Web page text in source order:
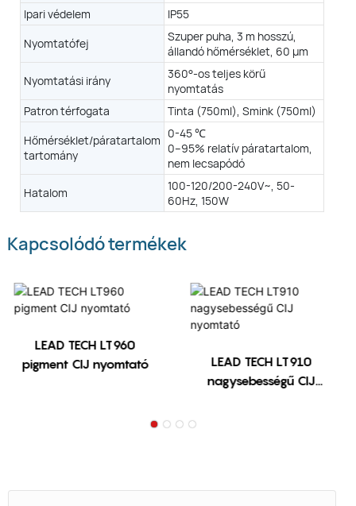
Ipari védelem
IP55
Nyomtatófej
Szuper puha, 3 m hosszú,
állandó hőmérséklet, 60 μm
Nyomtatási irány
360°-os teljes körű
nyomtatás
Patron térfogata
Tinta (750ml), Smink (750ml)
Hőmérséklet/páratartalom
tartomány
0-45 ℃
0–95% relatív páratartalom,
nem lecsapódó
Hatalom
100-120/200-240V~, 50-
60Hz, 150W
IP55, IP65 (opcionális)
puha, 3 méter hosszú
hőmérséklet, 50 μm
Szuper puha, 3 méter hosszú
állandó hőmérséklet, 40 μm
Tinta (750ml)
Smink (750ml)
0-50 ℃
0–95% relatív páratartalom, nem lecsapódó
100-120/200-240V~ , 50-60Hz , 1,1 - 0,55A , 120W
Kapcsolódó termékek
LEAD TECH LT960
pigment CIJ nyomtató
LEAD TECH LT910
nagysebességű CIJ